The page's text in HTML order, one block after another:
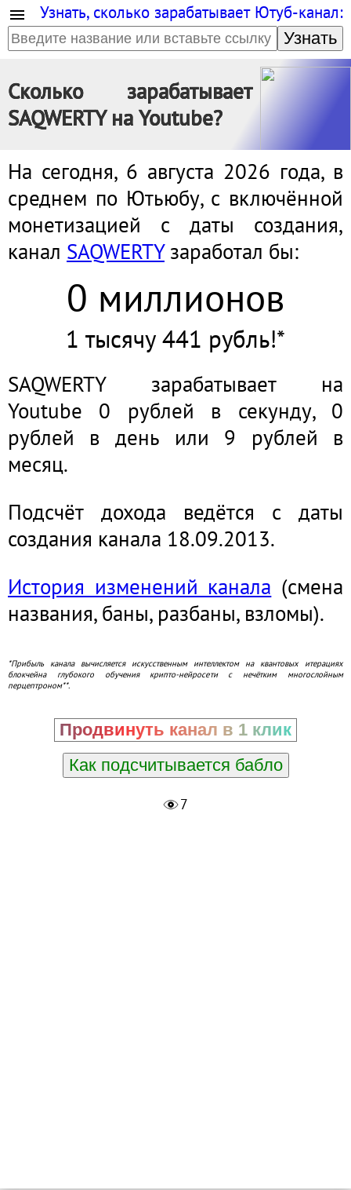
Узнать, сколько зарабатывает Ютуб-канал:
Узнать
Сколько зарабатывает
SAQWERTY на Youtube?
На сегодня, 6 августа 2026 года, в
среднем по Ютьюбу, с включённой
монетизацией с даты создания,
канал SAQWERTYзаработал бы:
0 миллионов
1 тысячу 441 рубль!*
SAQWERTY зарабатывает на
Youtube 0 рублей в секунду, 0
рублей в день или 9 рублей в
месяц.
Подсчёт дохода ведётся с даты
создания канала 18.09.2013.
История изменений канала (смена
названия, баны, разбаны, взломы).
*Прибыль канала вычисляется искусственным интеллектом на квантовых итерациях
блокчейна глубокого обучения крипто-нейросети с нечётким многослойным
перцептроном**.
Продвинуть канал в 1 клик
Как подсчитывается бабло
7